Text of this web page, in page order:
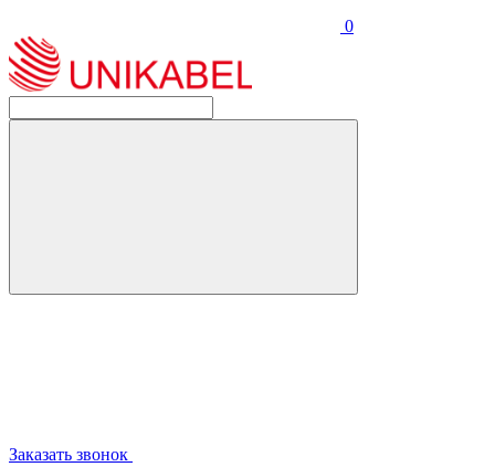
0
Заказать звонок